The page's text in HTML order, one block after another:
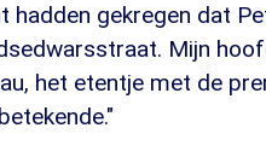
gekregen dat
Mijn
het etentje met de